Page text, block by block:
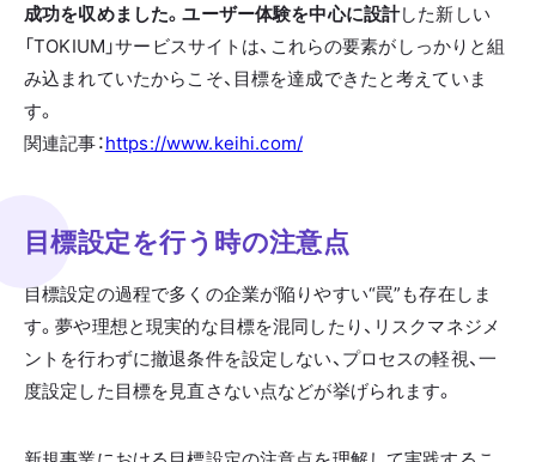
成功を収めました。ユーザー体験を中心に設計した新しい
「TOKIUM」サービスサイトは、これらの要素がしっかりと組
み込まれていたからこそ、目標を達成できたと考えていま
す。
関連記事：https://www.keihi.com/
目標設定を行う時の注意点
目標設定の過程で多くの企業が陥りやすい“罠”も存在しま
す。夢や理想と現実的な目標を混同したり、リスクマネジメ
ントを行わずに撤退条件を設定しない、プロセスの軽視、一
度設定した目標を見直さない点などが挙げられます。